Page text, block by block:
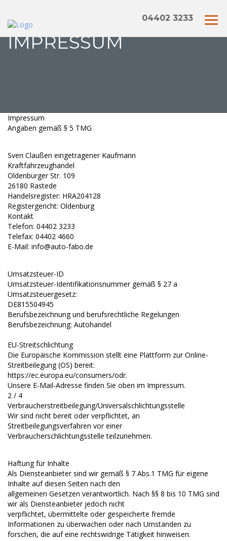
04402 3233
IMPRESSUM
Impressum
Angaben gemäß § 5 TMG
Sven Claußen eingetragener Kaufmann
Kraftfahrzeughandel
Oldenburger Str. 109
26180 Rastede
Handelsregister: HRA204128
Registergericht: Oldenburg
Kontakt
Telefon: 04402 3233
Telefax: 04402 4660
E-Mail: info@auto-fabo.de
Umsatzsteuer-ID
Umsatzsteuer-Identifikationsnummer gemäß § 27 a
Umsatzsteuergesetz:
DE815504945
Berufsbezeichnung und berufsrechtliche Regelungen
Berufsbezeichnung: Autohandel
EU-Streitschlichtung
Die Europäische Kommission stellt eine Plattform zur Online-
Streitbeilegung (OS) bereit:
https://ec.europa.eu/consumers/odr.
Unsere E-Mail-Adresse finden Sie oben im Impressum.
2 / 4
Verbraucherstreitbeilegung/Universalschlichtungsstelle
Wir sind nicht bereit oder verpflichtet, an
Streitbeilegungsverfahren vor einer
Verbraucherschlichtungsstelle teilzunehmen.
Haftung für Inhalte
Als Diensteanbieter sind wir gemäß § 7 Abs.1 TMG für eigene
Inhalte auf diesen Seiten nach den
allgemeinen Gesetzen verantwortlich. Nach §§ 8 bis 10 TMG sind
wir als Diensteanbieter jedoch nicht
verpflichtet, übermittelte oder gespeicherte fremde
Informationen zu überwachen oder nach Umständen zu
forschen, die auf eine rechtswidrige Tätigkeit hinweisen.